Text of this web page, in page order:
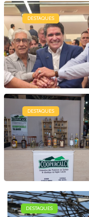
DESTAQUES
DESTAQUES
DESTAQUES